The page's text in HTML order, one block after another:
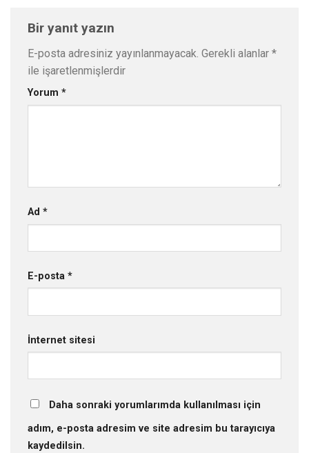
Bir yanıt yazın
E-posta adresiniz yayınlanmayacak. Gerekli alanlar *
ile işaretlenmişlerdir
Yorum *
Ad *
E-posta *
İnternet sitesi
Daha sonraki yorumlarımda kullanılması için
adım, e-posta adresim ve site adresim bu tarayıcıya
kaydedilsin.